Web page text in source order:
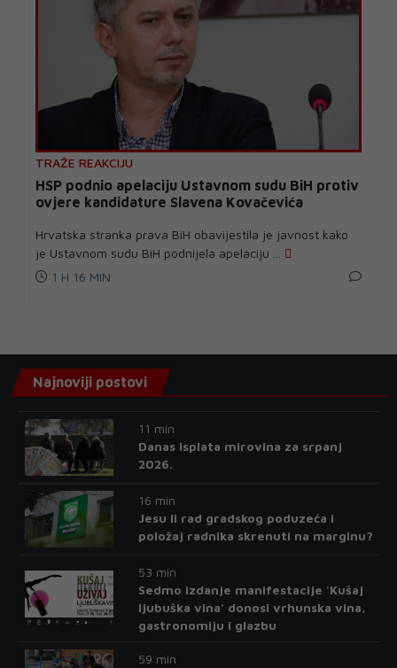
TRAŽE REAKCIJU
HSP podnio apelaciju Ustavnom sudu BiH protiv
ovjere kandidature Slavena Kovačevića
Hrvatska stranka prava BiH obavijestila je javnost kako
je Ustavnom sudu BiH podnijela apelaciju ...
1 H 16 MIN
Najnoviji postovi
11 min
Danas isplata mirovina za srpanj
2026.
16 min
Jesu li rad gradskog poduzeća i
položaj radnika skrenuti na marginu?
53 min
Sedmo izdanje manifestacije 'Kušaj
ljubuška vina' donosi vrhunska vina,
gastronomiju i glazbu
59 min